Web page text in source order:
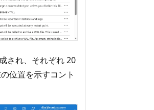
され、それぞれ 20
位置を示すコント